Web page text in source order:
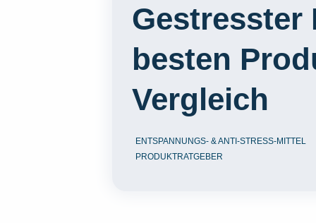
Gestresster
besten
Vergleich
ENTSPANNUNGS- & ANTI-STRESS-MITTEL
PRODUKTRATGEBER